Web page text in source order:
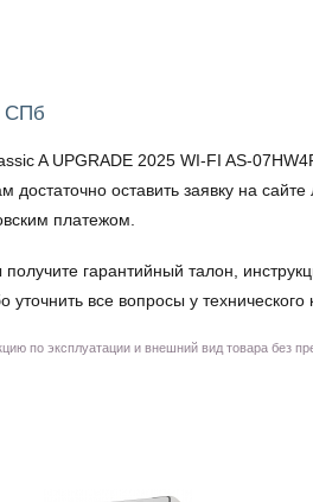
СПб
A UPGRADE 2025 WI-FI AS-
достаточно оставить заявку на
платежом.
гарантийный талон,
уточнить все вопросы у технического
по эксплуатации и внешний вид товара без